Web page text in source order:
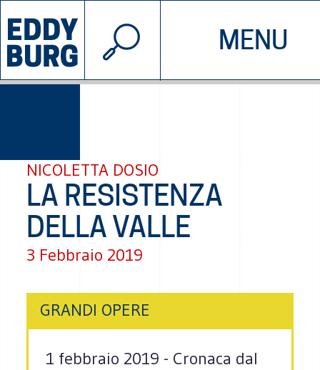
MENU
INIZIATIVE CHI SIAMO
© 2026 EDDYBURG
NICOLETTA DOSIO
LA RESISTENZA
DELLA VALLE
3 Febbraio 2019
GRANDI OPERE
1 febbraio 2019 - Cronaca dal